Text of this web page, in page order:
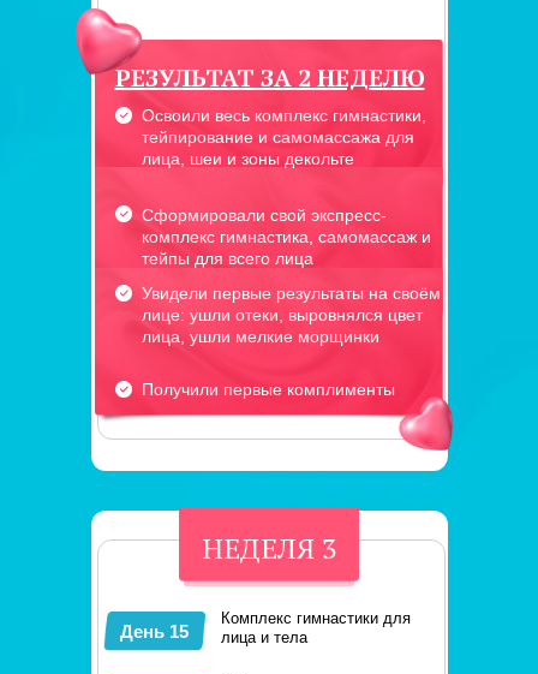
День 15
РЕЗУЛЬТАТ ЗА 2 НЕДЕЛЮ
НЕДЕЛЯ 3
Комплекс гимнастики для
лица и тела
Освоили весь комплекс гимнастики,
тейпирование и самомассажа для
лица, шеи и зоны декольте
Сформировали свой экспресс-
комплекс гимнастика, самомассаж и
тейпы для всего лица
Увидели первые результаты на своём
лице: ушли отеки, выровнялся цвет
лица, ушли мелкие морщинки
Получили первые комплименты